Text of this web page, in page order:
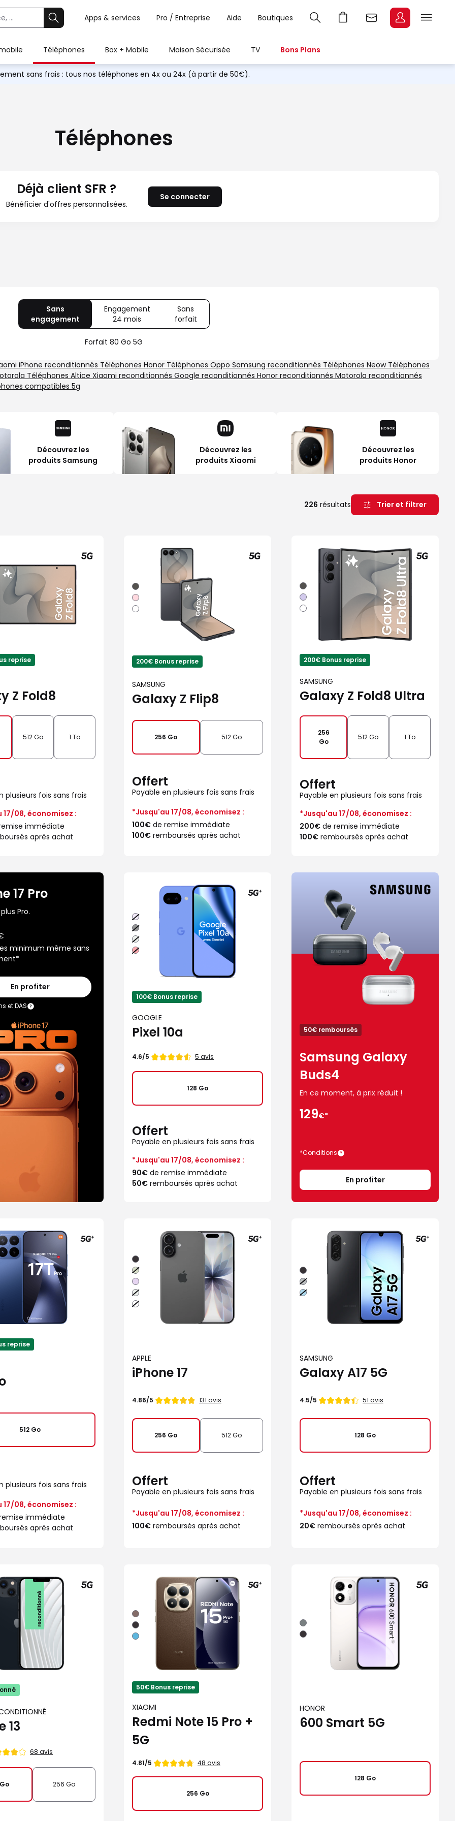
Apps & services Pro / Entreprise Aide Boutiques
Téléphones Box + Mobile Maison Sécurisée TV Bons Plans
sans frais : tous nos téléphones en 4x ou 24x (à partir de 50€).
Téléphones
Déjà client SFR ?
Bénéficier d'offres personnalisées.
Se connecter
Sans
engagement
80
Go
Engagement
24 mois
Offre
spéciale
5G+
Sans
forfait
Sans
Forfait 80 Go 5G
iPhone reconditionnés Téléphones Honor Téléphones Oppo Samsung reconditionnés Téléphones Neow Téléphones
Téléphones Altice Xiaomi reconditionnés Google reconditionnés Honor reconditionnés Motorola reconditionnés
compatibles 5g
Découvrez les
produits Samsung
Découvrez les
produits Xiaomi
Découvrez les
produits Honor
226 résultats Trier et filtrer
reprise
Z Fold8
512 Go 1 To
plusieurs fois sans frais
17/08, économisez :
immédiate
après achat
Graphite
Rose
Blanc
200€ Bonus reprise
SAMSUNG
Galaxy Z Flip8
256 Go 512 Go
Offert
Payable en plusieurs fois sans frais
*Jusqu'au 17/08, économisez :
100€ de remise immédiate
100€ remboursés après achat
Graphite
Violet
Blanc
200€ Bonus reprise
SAMSUNG
Galaxy Z Fold8 Ultra
256
Go
512 Go 1 To
Offert
Payable en plusieurs fois sans frais
*Jusqu'au 17/08, économisez :
200€ de remise immédiate
100€ remboursés après achat
17 Pro
Pro.
minimum même sans
En profiter
et DAS
Lavande
Noir
volcanique
Brume
Rouge
framboise
100€ Bonus reprise
GOOGLE
Pixel 10a
Note
4.6/5 5 avis
128 Go
Offert
Payable en plusieurs fois sans frais
*Jusqu'au 17/08, économisez :
90€ de remise immédiate
50€ remboursés après achat
50€ remboursés
Samsung Galaxy
Buds4
En ce moment, à prix réduit !
129€*
*Conditions
En profiter
reprise
512 Go
plusieurs fois sans frais
17/08, économisez :
immédiate
après achat
Noir
Sauge
Lavande
Brume
Blanc
APPLE
iPhone 17
Note
4.86/5 131 avis
256 Go 512 Go
Offert
Payable en plusieurs fois sans frais
*Jusqu'au 17/08, économisez :
100€ remboursés après achat
Noir
Gris
Bleu
SAMSUNG
Galaxy A17 5G
Note
4.5/5 51 avis
128 Go
Offert
Payable en plusieurs fois sans frais
*Jusqu'au 17/08, économisez :
20€ remboursés après achat
13
68 avis
256 Go
Moka
Noir
Bleu
50€ Bonus reprise
XIAOMI
Redmi Note 15 Pro +
5G
Note
4.81/5 48 avis
256 Go
Gris
Noir
HONOR
600 Smart 5G
128 Go